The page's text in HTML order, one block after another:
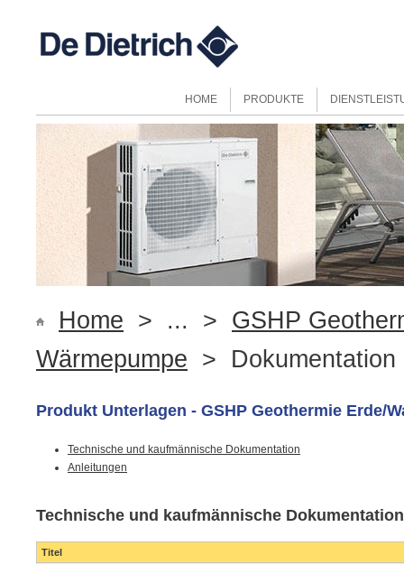
HOME PRODUKTE
Home > ... > GSHP
Wärmepumpe > Dokumentation
Produkt Unterlagen - GSHP Geothermie Erde/
Technische und kaufmännische Dokumentation
Anleitungen
Technische und kaufmännische Dokumentation
Titel